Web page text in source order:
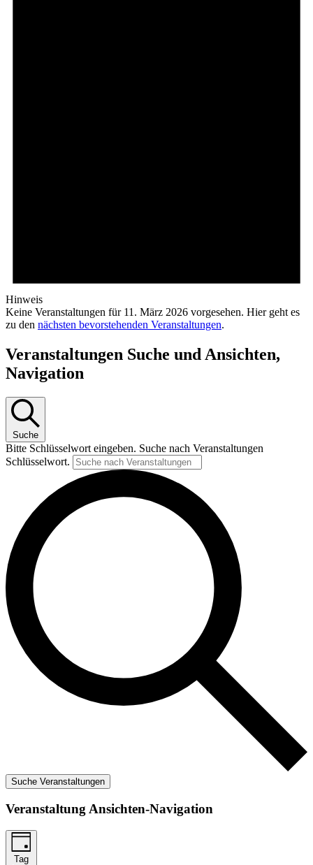
Hinweis
Keine Veranstaltungen für 11. März 2026 vorgesehen. Hier geht es
zu den nächsten bevorstehenden Veranstaltungen.
Veranstaltungen Suche und Ansichten,
Navigation
Suche
Bitte Schlüsselwort eingeben. Suche nach Veranstaltungen
Schlüsselwort.
Suche Veranstaltungen
Veranstaltung Ansichten-Navigation
Tag